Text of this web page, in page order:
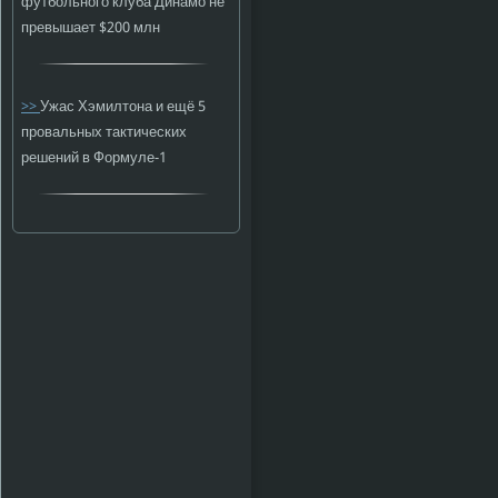
превышает $200 млн
>>Ужас Хэмилтона и ещё 5
провальных тактических
решений в Формуле-1